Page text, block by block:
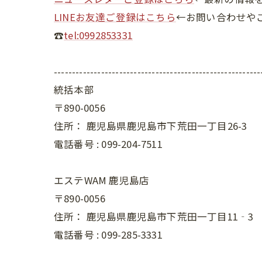
LINEお友達ご登録はこちら←お問い合わせや
☎tel:0992853331
統括本部
〒890-0056
住所： 鹿児島県鹿児島市下荒田一丁目26-3
電話番号 : 099-204-7511
エステWAM 鹿児島店
〒890-0056
住所： 鹿児島県鹿児島市下荒田一丁目11‐3
電話番号 : 099-285-3331